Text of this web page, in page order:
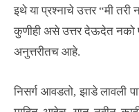
इथे या प्रश्नाचे उत्तर “मी
कुणीही असे उत्तर देऊदेत नको
अनुत्तरीतच आहे.
निसर्ग आवडतो, झाडे लावली